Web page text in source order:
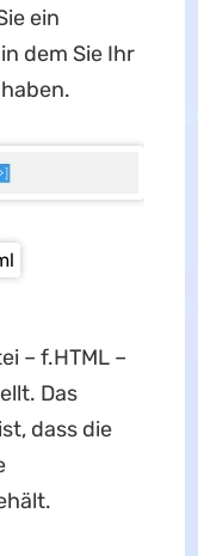
ein
dem Sie Ihr
– f.HTML –
Das
dass die